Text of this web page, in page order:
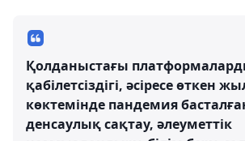
Қолданыстағы
қабілетсіздігі, әсіресе өткен
көктемінде пандемия
денсаулық сақтау, әлеуметтік